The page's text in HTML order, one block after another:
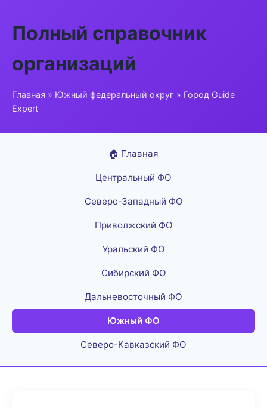
Полный справочник
организаций
Главная » Южный федеральный округ » Город Guide
Expert
🏠 Главная
Центральный ФО
Северо-Западный ФО
Приволжский ФО
Уральский ФО
Сибирский ФО
Дальневосточный ФО
Южный ФО
Северо-Кавказский ФО